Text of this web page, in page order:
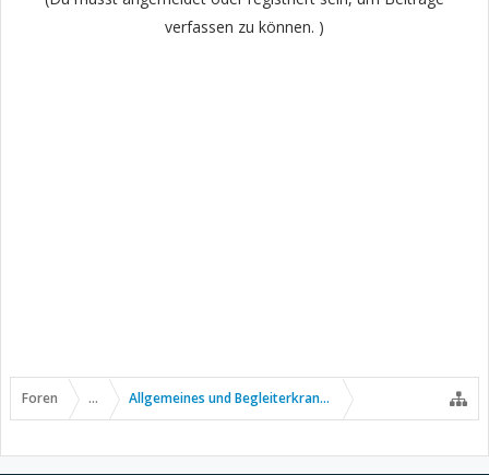
verfassen zu können. )
Foren ... Allgemeines und Begleiterkrankungen